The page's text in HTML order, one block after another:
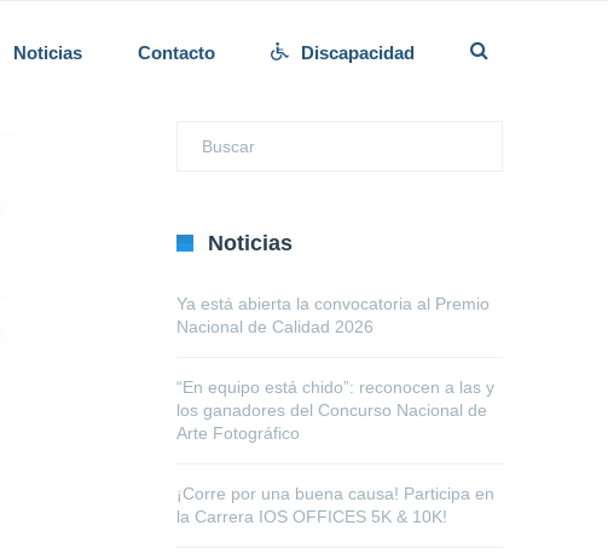
Noticias Contacto Discapacidad
Noticias
Ya está abierta la convocatoria al Premio
Nacional de Calidad 2026
“En equipo está chido”: reconocen a las y
los ganadores del Concurso Nacional de
Arte Fotográfico
¡Corre por una buena causa! Participa en
la Carrera IOS OFFICES 5K & 10K!